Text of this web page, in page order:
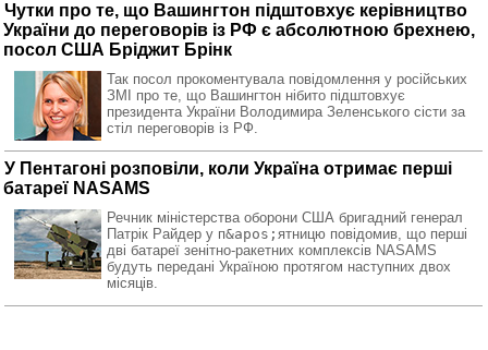
Чутки про те, що Вашингтон підштовхує керівництво
України до переговорів із РФ є абсолютною брехнею,
посол США Бріджит Брінк
Так посол прокоментувала повідомлення у російських
ЗМІ про те, що Вашингтон нібито підштовхує
президента України Володимира Зеленського сісти за
стіл переговорів із РФ.
У Пентагоні розповіли, коли Україна отримає перші
батареї NASAMS
Речник міністерства оборони США бригадний генерал
Патрік Райдер у п&apos; ятницю повідомив, що перші
дві батареї зенітно-ракетних комплексів NASAMS
будуть передані Україною протягом наступних двох
місяців.